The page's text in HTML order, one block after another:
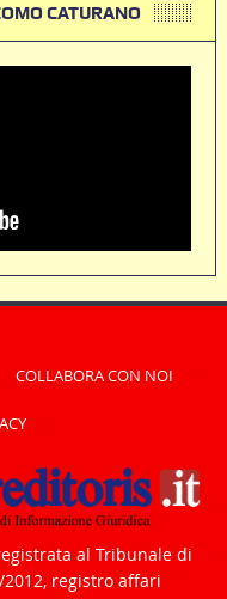
CATURANO
COLLABORA CON NOI
al Tribunale di
registro affari